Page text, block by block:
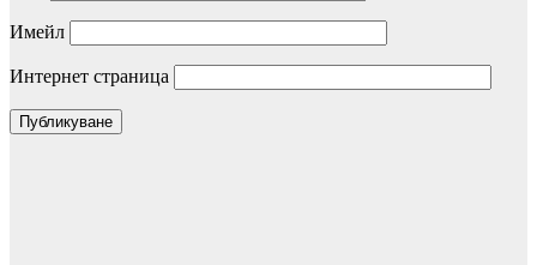
Имейл
Интернет страница